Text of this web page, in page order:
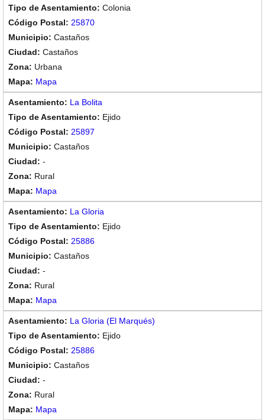
Colonia
25870
Castaños
Castaños
Urbana
Mapa
La Bolita
Ejido
25897
Castaños
-
Rural
Mapa
La Gloria
Ejido
25886
Castaños
-
Rural
Mapa
La Gloria (El Marqués)
Ejido
25886
Castaños
-
Rural
Mapa